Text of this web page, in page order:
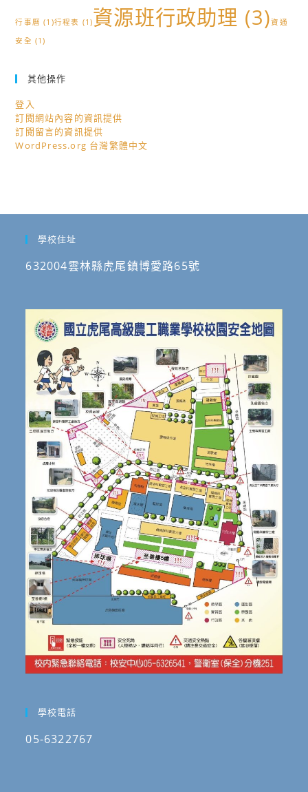
行事曆 (1)行程表 (1)資源班行政助理 (3)資通
安全 (1)
其他操作
登入
訂閱網站內容的資訊提供
訂閱留言的資訊提供
WordPress.org 台灣繁體中文
學校住址
632004雲林縣虎尾鎮博愛路65號
學校電話
05-6322767